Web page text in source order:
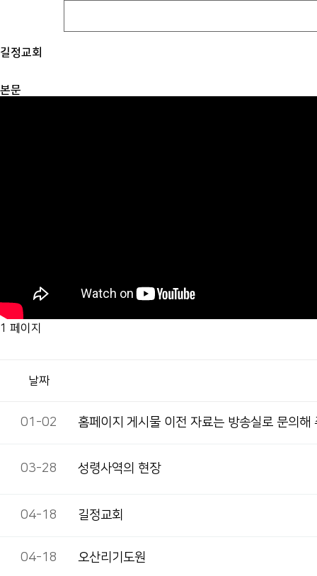
길정교회
본문
1 페이지
날짜
01-02 홈페이지 게시물 이전 자료는 방송실로 문의해
03-28 성령사역의 현장
04-18 길정교회
04-18 오산리기도원